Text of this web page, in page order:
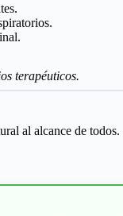
terapéuticos.
al alcance de